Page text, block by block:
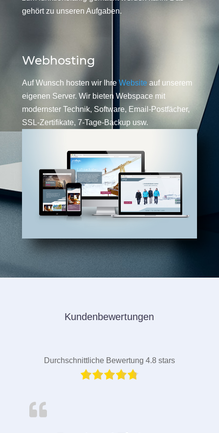
gehört zu unseren Aufgaben.
Webhosting
Auf Wunsch hosten wir Ihre Website auf unserem
eigenen Server. Wir bieten Webspace mit
modernster Technik, Software, Email-Postfächer,
SSL-Zertifikate, 7-Tage-Backup usw.
Kundenbewertungen
Durchschnittliche Bewertung 4.8 stars